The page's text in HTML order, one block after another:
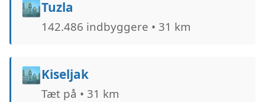
🏙️Tuzla
142.486 indbyggere • 31 km
🏙️Kiseljak
Tæt på • 31 km